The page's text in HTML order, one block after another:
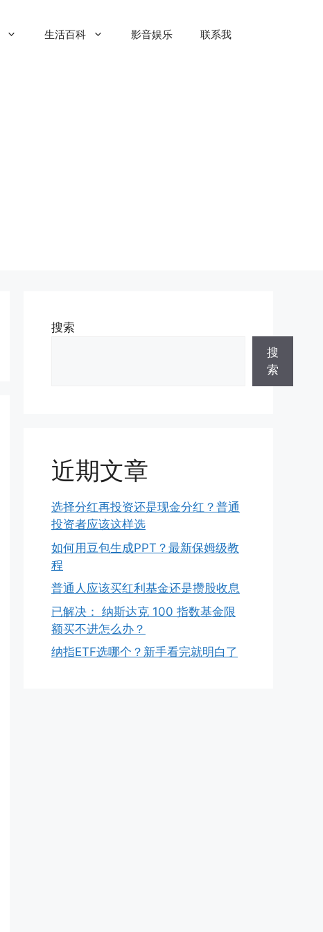
生活百科 影音娱乐 联系我
搜索
搜
索
近期文章
选择分红再投资还是现金分红？普通
投资者应该这样选
如何用豆包生成PPT？最新保姆级教
程
普通人应该买红利基金还是攒股收息
已解决： 纳斯达克 100 指数基金限
额买不进怎么办？
纳指ETF选哪个？新手看完就明白了